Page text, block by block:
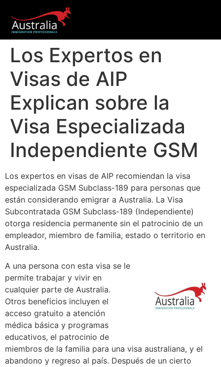
Los Expertos en
Visas de AIP
Explican sobre la
Visa Especializada
Independiente GSM
Los expertos en visas de AIP recomiendan la visa
especializada GSM Subclass-189 para personas que
están considerando emigrar a Australia. La Visa
Subcontratada GSM Subclass-189 (Independiente)
otorga residencia permanente sin el patrocinio de un
empleador, miembro de familia, estado o territorio en
Australia.
A una persona con esta visa se le
permite trabajar y vivir en
cualquier parte de Australia.
Otros beneficios incluyen el
acceso gratuito a atención
médica básica y programas
educativos, el patrocinio de
miembros de la familia para una visa australiana, y el
abandono y regreso al país. Después de un cierto